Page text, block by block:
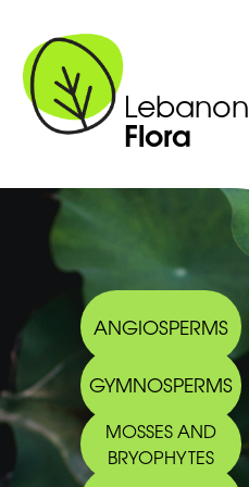
Lebanon
Flora
ANGIOSPERMS
GYMNOSPERMS
MOSSES AND
BRYOPHYTES